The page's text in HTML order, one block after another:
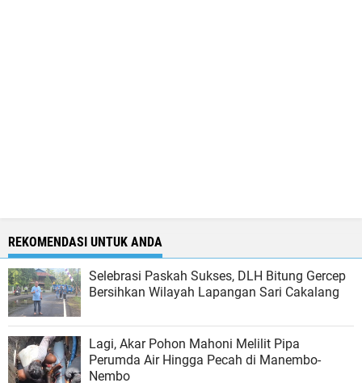
REKOMENDASI UNTUK ANDA
Selebrasi Paskah Sukses, DLH Bitung Gercep
Bersihkan Wilayah Lapangan Sari Cakalang
Lagi, Akar Pohon Mahoni Melilit Pipa
Perumda Air Hingga Pecah di Manembo-
Nembo